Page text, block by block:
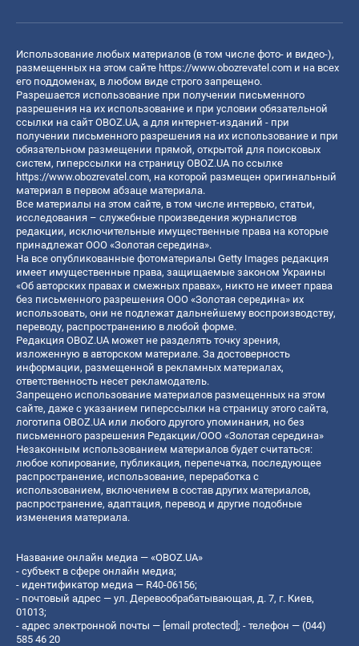
Использование любых материалов (в том числе фото- и видео-),
размещенных на этом сайте https://www.obozrevatel.com и на всех
его поддоменах, в любом виде строго запрещено.
Разрешается использование при получении письменного
разрешения на их использование и при условии обязательной
ссылки на сайт OBOZ.UA, а для интернет-изданий - при
получении письменного разрешения на их использование и при
обязательном размещении прямой, открытой для поисковых
систем, гиперссылки на страницу OBOZ.UA по ссылке
https://www.obozrevatel.com, на которой размещен оригинальный
материал в первом абзаце материала.
Все материалы на этом сайте, в том числе интервью, статьи,
исследования – служебные произведения журналистов
редакции, исключительные имущественные права на которые
принадлежат ООО «Золотая середина».
На все опубликованные фотоматериалы Getty Images редакция
имеет имущественные права, защищаемые законом Украины
«Об авторских правах и смежных правах», никто не имеет права
без письменного разрешения ООО «Золотая середина» их
использовать, они не подлежат дальнейшему воспроизводству,
переводу, распространению в любой форме.
Редакция OBOZ.UA может не разделять точку зрения,
изложенную в авторском материале. За достоверность
информации, размещенной в рекламных материалах,
ответственность несет рекламодатель.
Запрещено использование материалов размещенных на этом
сайте, даже с указанием гиперссылки на страницу этого сайта,
логотипа OBOZ.UA или любого другого упоминания, но без
письменного разрешения Редакции/ООО «Золотая середина»
Незаконным использованием материалов будет считаться:
любое копирование, публикация, перепечатка, последующее
распространение, использование, переработка с
использованием, включением в состав других материалов,
распространение, адаптация, перевод и другие подобные
изменения материала.
Название онлайн медиа — «OBOZ.UA»
- субъект в сфере онлайн медиа;
- идентификатор медиа — R40-06156;
- почтовый адрес — ул. Деревообрабатывающая, д. 7, г. Киев,
01013;
- адрес электронной почты — [email protected] ; - телефон — (044)
585 46 20